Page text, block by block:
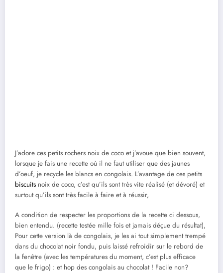
J’adore ces petits rochers noix de coco et j’avoue que bien souvent,
lorsque je fais une recette où il ne faut utiliser que des jaunes
d’oeuf, je recycle les blancs en congolais. L’avantage de ces petits
biscuits noix de coco, c’est qu’ils sont très vite réalisé (et dévoré) et
surtout qu’ils sont très facile à faire et à réussir,
A condition de respecter les proportions de la recette ci dessous,
bien entendu. (recette testée mille fois et jamais déçue du résultat),
Pour cette version là de congolais, je les ai tout simplement trempé
dans du chocolat noir fondu, puis laissé refroidir sur le rebord de
la fenêtre (avec les températures du moment, c’est plus efficace
que le frigo) : et hop des congolais au chocolat ! Facile non?